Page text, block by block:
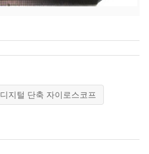
디지털 단축 자이로스코프